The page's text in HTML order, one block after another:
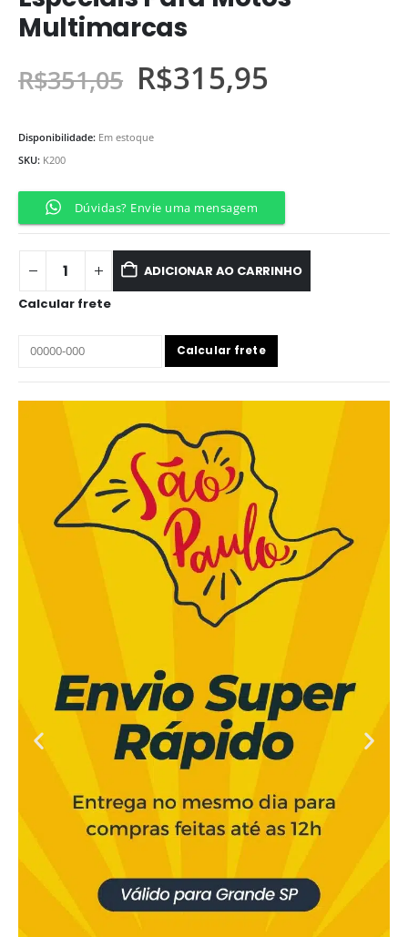
Multimarcas
R$351,05 R$315,95
Disponibilidade: Em estoque
SKU: K200
Dúvidas? Envie uma mensagem
ADICIONAR AO CARRINHO
Calcular frete